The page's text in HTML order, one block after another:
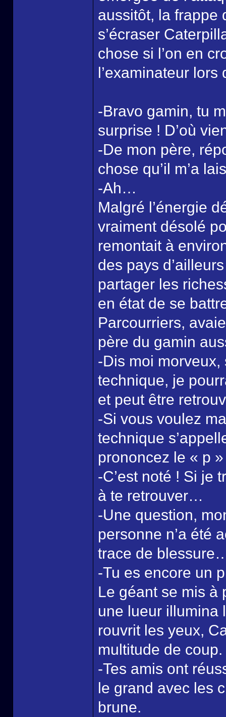
aussitôt, la frappe
s’écraser
chose si l’on en
l’examinateur
-Bravo gamin, tu
surprise ! D’où
-De mon père,
chose qu’il m’a
-Ah…
Malgré l’énergie
vraiment désolé
remontait à
des pays
partager les
en état de se
Parcourriers,
père du gamin
-Dis moi
technique, je
et peut être
-Si vous voulez
technique
prononcez le « p
-C’est noté ! Si je
à te retrouver…
-Une question,
personne n’a été
trace de
-Tu es encore un
Le géant se mis à
une lueur illumina
rouvrit les yeux,
multitude de coup.
-Tes amis ont
le grand avec les
brune.